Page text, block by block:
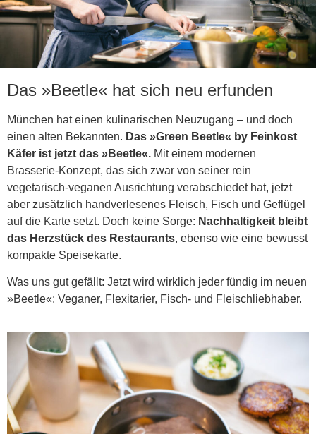
Das »Beetle« hat sich neu erfunden
München hat einen kulinarischen Neuzugang – und doch
einen alten Bekannten. Das »Green Beetle« by Feinkost
Käfer ist jetzt das »Beetle«. Mit einem modernen
Brasserie-Konzept, das sich zwar von seiner rein
vegetarisch-veganen Ausrichtung verabschiedet hat, jetzt
aber zusätzlich handverlesenes Fleisch, Fisch und Geflügel
auf die Karte setzt. Doch keine Sorge: Nachhaltigkeit bleibt
das Herzstück des Restaurants, ebenso wie eine bewusst
kompakte Speisekarte.
Was uns gut gefällt: Jetzt wird wirklich jeder fündig im neuen
»Beetle«: Veganer, Flexitarier, Fisch- und Fleischliebhaber.